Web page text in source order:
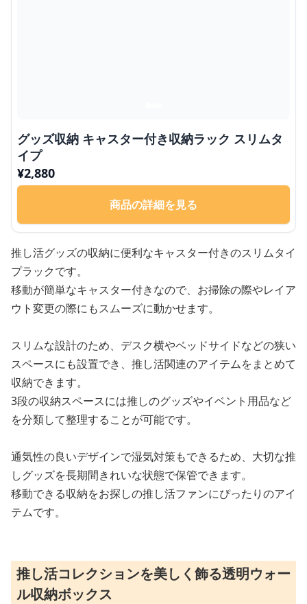
グッズ収納 キャスター付き収納ラック スリムタ
イプ
¥2,880
商品の詳細を見る
推し活グッズの収納に便利なキャスター付きのスリムタイ
プラックです。
移動が簡単なキャスター付きなので、お掃除の際やレイア
ウト変更の際にもスムーズに動かせます。
スリムな設計のため、デスク横やベッドサイドなどの狭い
スペースにも設置でき、推し活関連のアイテムをまとめて
収納できます。
3段の収納スペースには推しのグッズやイベント用品など
を分類して整理することが可能です。
通気性の良いデザインで湿気対策もできるため、大切な推
しグッズを長期間きれいな状態で保管できます。
移動できる収納をお探しの推し活ファンにぴったりのアイ
テムです。
推し活コレクションを美しく飾る透明ウォー
ル収納ボックス